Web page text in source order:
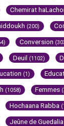
Chemirat
(200)
Conversion
Deuil (1102)
(1)
(1058) Femmes
Hochaana Rabba
Jeûne de Guedalia